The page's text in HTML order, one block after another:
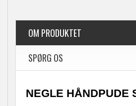
OM PRODUKTET
SPØRG OS
NEGLE HÅNDPUDE